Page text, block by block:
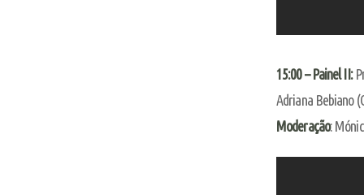
15:00 – Painel II:
Adriana Bebiano
Moderação: